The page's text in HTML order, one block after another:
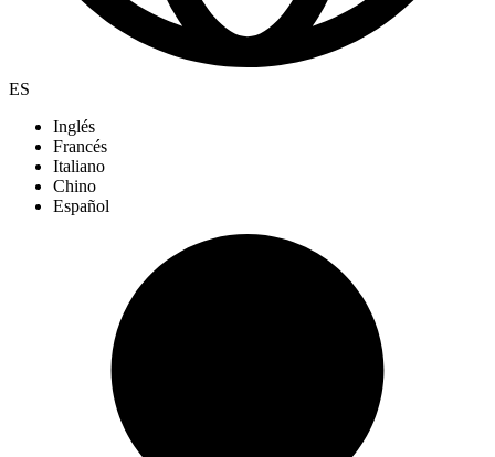
ES
Inglés
Francés
Italiano
Chino
Español